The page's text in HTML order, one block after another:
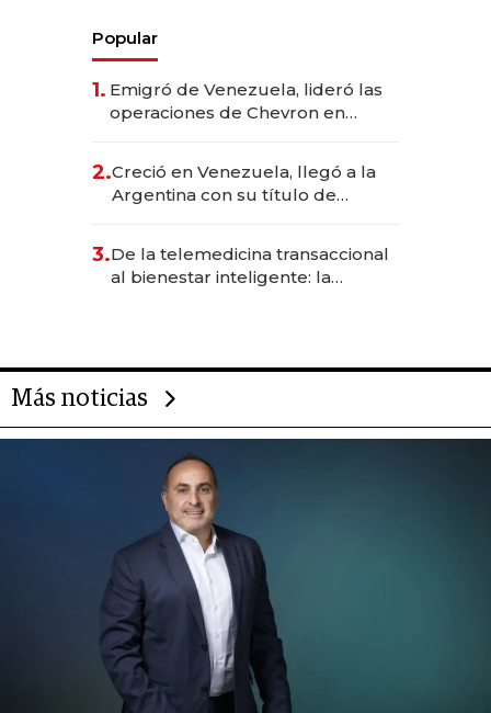
Popular
1. Emigró de Venezuela, lideró las
operaciones de Chevron en
2.Creció en Venezuela, llegó a la
Argentina con su título de
las marcas "fast premium"
3.De la telemedicina transaccional
al bienestar inteligente: la
Más noticias